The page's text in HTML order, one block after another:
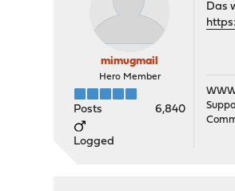
mimugmail
Hero Member
Posts 6,840
Logged
Das